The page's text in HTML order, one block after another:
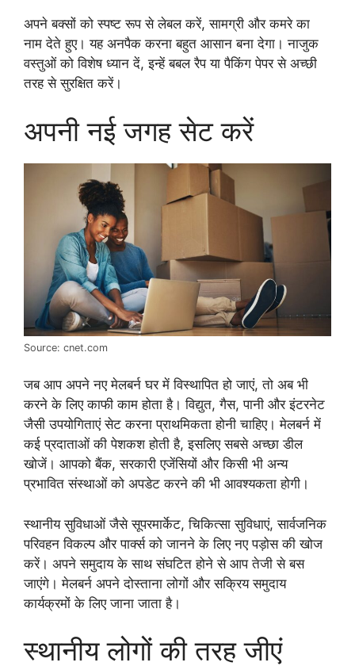
अपने बक्सों को स्पष्ट रूप से लेबल करें, सामग्री और कमरे का
नाम देते हुए। यह अनपैक करना बहुत आसान बना देगा। नाजुक
वस्तुओं को विशेष ध्यान दें, इन्हें बबल रैप या पैकिंग पेपर से अच्छी
तरह से सुरक्षित करें।
अपनी नई जगह सेट करें
Source: cnet.com
जब आप अपने नए मेलबर्न घर में विस्थापित हो जाएं, तो अब भी
करने के लिए काफी काम होता है। विद्युत, गैस, पानी और इंटरनेट
जैसी उपयोगिताएं सेट करना प्राथमिकता होनी चाहिए। मेलबर्न में
कई प्रदाताओं की पेशकश होती है, इसलिए सबसे अच्छा डील
खोजें। आपको बैंक, सरकारी एजेंसियों और किसी भी अन्य
प्रभावित संस्थाओं को अपडेट करने की भी आवश्यकता होगी।
स्थानीय सुविधाओं जैसे सूपरमार्केट, चिकित्सा सुविधाएं, सार्वजनिक
परिवहन विकल्प और पार्क्स को जानने के लिए नए पड़ोस की खोज
करें। अपने समुदाय के साथ संघटित होने से आप तेजी से बस
जाएंगे। मेलबर्न अपने दोस्ताना लोगों और सक्रिय समुदाय
कार्यक्रमों के लिए जाना जाता है।
स्थानीय लोगों की तरह जीएं